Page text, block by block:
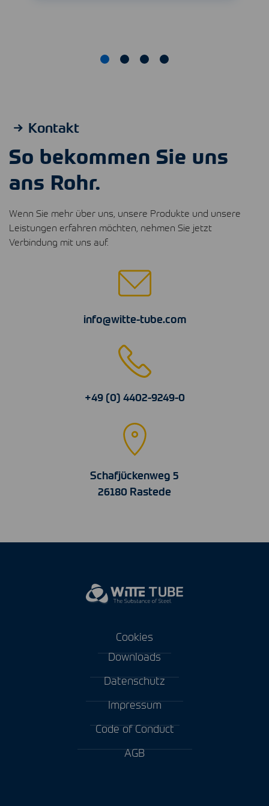
Kontakt
So bekommen Sie uns
ans Rohr.
Wenn Sie mehr über uns, unsere Produkte und unsere
Leistungen erfahren möchten, nehmen Sie jetzt
Verbindung mit uns auf.
info@witte-tube.com
+49 (0) 4402-9249-0
Schafjückenweg 5
26180 Rastede
Cookies
Downloads
Datenschutz
Impressum
Code of Conduct
AGB